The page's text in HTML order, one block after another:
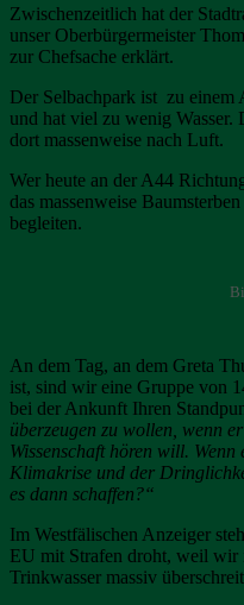
Zwischenzeitlich hat der
unser Oberbürgermeister
zur Chefsache erklärt.
Der Selbachpark ist zu einem
und hat viel zu wenig Wasser.
dort massenweise nach Luft.
Wer heute an der A44
das massenweise
begleiten.
An dem Tag, an dem Greta
ist, sind wir eine Gruppe von
bei der Ankunft Ihren
überzeugen zu wollen, wenn
Wissenschaft hören will.
Klimakrise und der
es dann schaffen?“
Im Westfälischen Anzeiger
EU mit Strafen droht, weil wir
Trinkwasser massiv